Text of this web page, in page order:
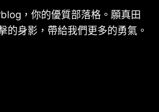
，你的優質部落格。願真田
的身影，帶給我們更多的勇氣。